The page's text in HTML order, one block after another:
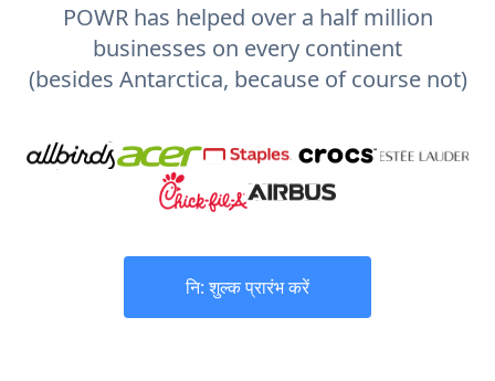
POWR has helped over a half million
businesses on every continent
(besides Antarctica, because of course not)
नि: शुल्क प्रारंभ करें